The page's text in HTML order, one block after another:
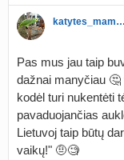
katytes_mamyte
Pas mus jau taip
dažnai manyčiau
kodėl turi nukentėti
pavaduojančias
Lietuvoj taip būtų
vaikų!" 🤨🧐